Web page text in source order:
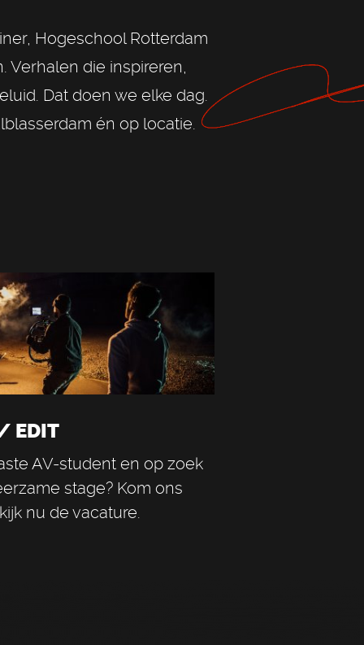
Hogeschool Rotterdam
Verhalen die inspireren,
Dat doen we elke dag.
én op locatie.
EDIT
AV-student en op zoek
stage? Kom ons
nu de vacature.